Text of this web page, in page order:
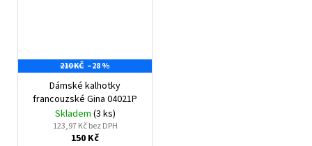
210 KČ –28 %
Dámské kalhotky
francouzské Gina 04021P
Skladem (3 ks)
123,97 Kč bez DPH
150 Kč